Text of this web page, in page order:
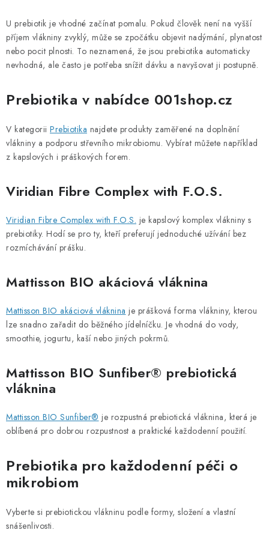
U prebiotik je vhodné začínat pomalu. Pokud člověk není na vyšší
příjem vlákniny zvyklý, může se zpočátku objevit nadýmání, plynatost
nebo pocit plnosti. To neznamená, že jsou prebiotika automaticky
nevhodná, ale často je potřeba snížit dávku a navyšovat ji postupně.
Prebiotika v nabídce 001shop.cz
V kategorii Prebiotika najdete produkty zaměřené na doplnění
vlákniny a podporu střevního mikrobiomu. Vybírat můžete například
z kapslových i práškových forem.
Viridian Fibre Complex with F.O.S.
Viridian Fibre Complex with F.O.S. je kapslový komplex vlákniny s
prebiotiky. Hodí se pro ty, kteří preferují jednoduché užívání bez
rozmíchávání prášku.
Mattisson BIO akáciová vláknina
Mattisson BIO akáciová vláknina je prášková forma vlákniny, kterou
lze snadno zařadit do běžného jídelníčku. Je vhodná do vody,
smoothie, jogurtu, kaší nebo jiných pokrmů.
Mattisson BIO Sunfiber® prebiotická
vláknina
Mattisson BIO Sunfiber® je rozpustná prebiotická vláknina, která je
oblíbená pro dobrou rozpustnost a praktické každodenní použití.
Prebiotika pro každodenní péči o
mikrobiom
Vyberte si prebiotickou vlákninu podle formy, složení a vlastní
snášenlivosti.